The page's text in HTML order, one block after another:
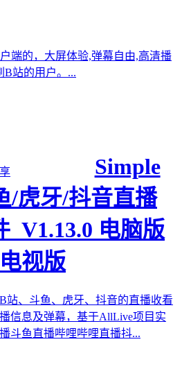
端的，大屏体验,弹幕自由,高清播
B站的用户。...
Simple
/虎牙/抖音直播
电脑版
视版
站、斗鱼、虎牙、抖音的直播收看
信息及弹幕，基于AllLive项目实
斗鱼直播哔哩哔哩直播抖...